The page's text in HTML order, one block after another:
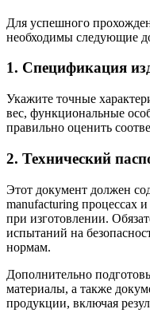
Для успешного
необходимы следующие
1. Спецификация
Укажите точные
вес, функциональные
правильно оценить
2. Технический
Этот документ должен
manufacturing процессах
при изготовлении.
испытаний на
нормам.
Дополнительно
материалы, а также
продукции, включая